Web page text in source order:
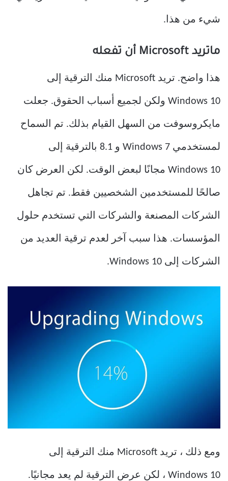
شيء من هذا.
ماتريد Microsoft أن تفعله
هذا واضح. تريد Microsoft منك الترقية إلى
Windows 10 ولكن لجميع أسباب الحقوق. جعلت
مايكروسوفت من السهل القيام بذلك. تم السماح
لمستخدمي Windows 7 و 8.1 بالترقية إلى
Windows 10 مجانًا لبعض الوقت. لكن العرض كان
صالحًا للمستخدمين الشخصيين فقط. تم تجاهل
الشركات المصنعة والشركات التي تستخدم حلول
المؤسسات. هذا سبب آخر لعدم ترقية العديد من
الشركات إلى Windows 10.
ومع ذلك ، تريد Microsoft منك الترقية إلى
Windows 10 ، لكن عرض الترقية لم يعد مجانيًا.